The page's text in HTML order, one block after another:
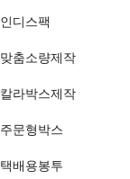
인디스팩
맞춤소량제작
칼라박스제작
주문형박스
택배용봉투